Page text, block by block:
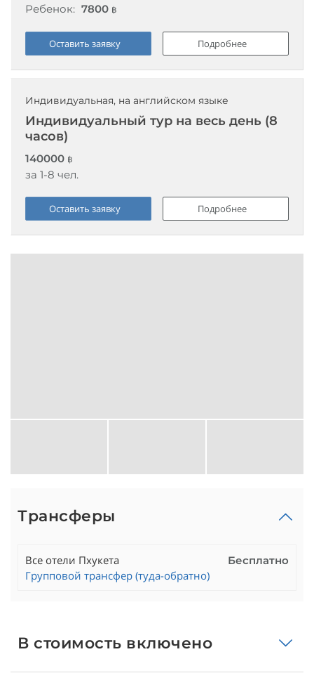
Ребенок: 7800 ฿
Оставить заявку Подробнее
Индивидуальная, на английском языке
Индивидуальный тур на весь день (8
часов)
140000 ฿
за 1-8 чел.
Оставить заявку Подробнее
Трансферы
Все отели Пхукета
Групповой трансфер (туда-обратно)
Бесплатно
В стоимость включено